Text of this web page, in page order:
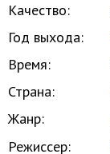
Качество:
Год выхода:
Время:
Страна:
Жанр:
Режиссер: